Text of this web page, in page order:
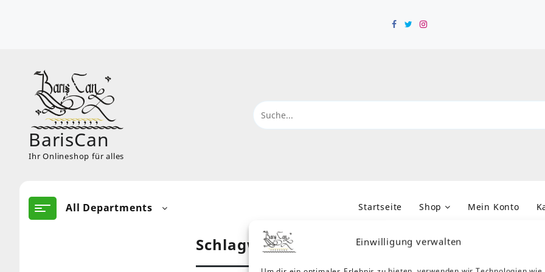
Einwilligung verwalten
BarisCan
Ihr Onlineshop für alles
All Departments Startseite Shop Mein Konto
Schlagwort: